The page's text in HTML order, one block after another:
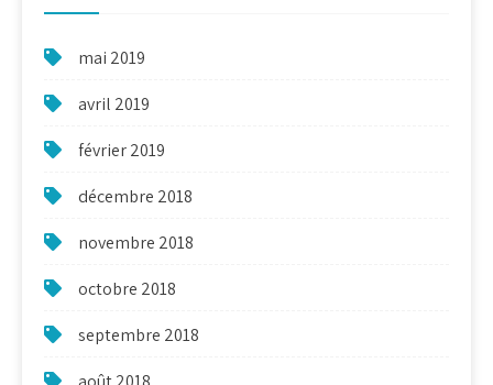
mai 2019
avril 2019
février 2019
décembre 2018
novembre 2018
octobre 2018
septembre 2018